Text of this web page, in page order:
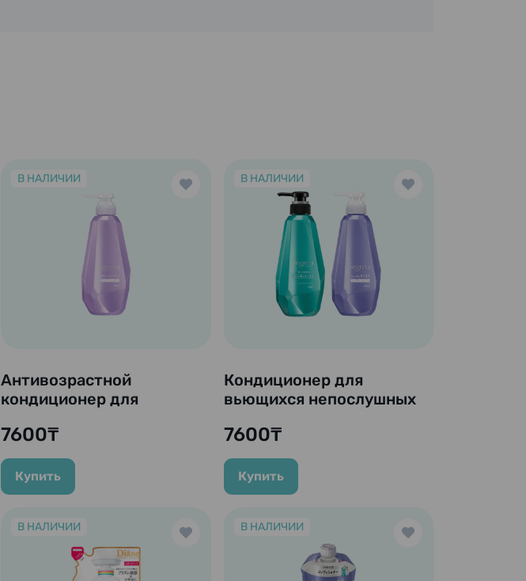
В НАЛИЧИИ
Антивозрастной
кондиционер для
волос "Segreta", 430 мл.
7600₸
Купить
В НАЛИЧИИ
Кондиционер для
вьющихся непослушных
7600₸
Купить
В НАЛИЧИИ В НАЛИЧИИ